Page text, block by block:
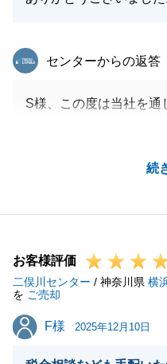
続
東急リバブル
センターからの返答
S様、この度は当社を通
金決済までの間にもた
引き続き今後ともお手
何卒どうぞよろしくお願
お客様評価
二俣川センター / 神奈川県 横
を ご売却
F様
F様 2025年12月10日